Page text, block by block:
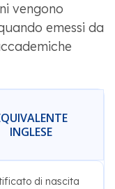
vengono
emessi da
INGLESE
di nascita